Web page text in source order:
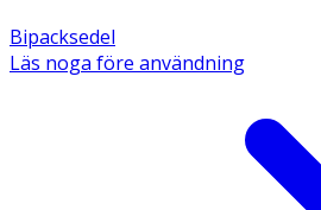
Bipacksedel
Läs noga före användning